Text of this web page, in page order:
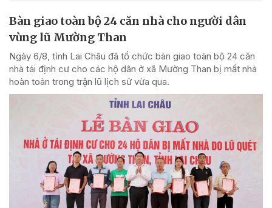
Bàn giao toàn bộ 24 căn nhà cho người dân
vùng lũ Mường Than
Ngày 6/8, tỉnh Lai Châu đã tổ chức bàn giao toàn bộ 24 căn
nhà tái định cư cho các hộ dân ở xã Mường Than bị mất nhà
hoàn toàn trong trận lũ lịch sử vừa qua.